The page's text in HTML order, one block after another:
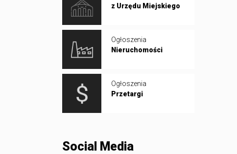
z Urzędu Miejskiego
Ogłoszenia
Nieruchomości
Ogłoszenia
Przetargi
Social Media